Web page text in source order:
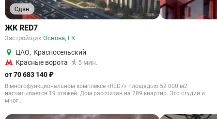
Сдан
ЖК RED7
Застройщик Основа, ГК
ЦАО, Красносельский
Красные ворота
5 мин.
от 70 683 140 ₽
В многофункциональном комплексе «RED7» площадью 52 000 м2
насчитывается 19 этажей. Дом рассчитан на 289 квартир. Это студии и
мног...